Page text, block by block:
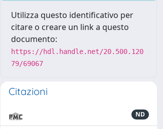
Utilizza questo identificativo per
citare o creare un link a questo
documento:
https://hdl.handle.net/20.500.120
79/69067
Citazioni
ND